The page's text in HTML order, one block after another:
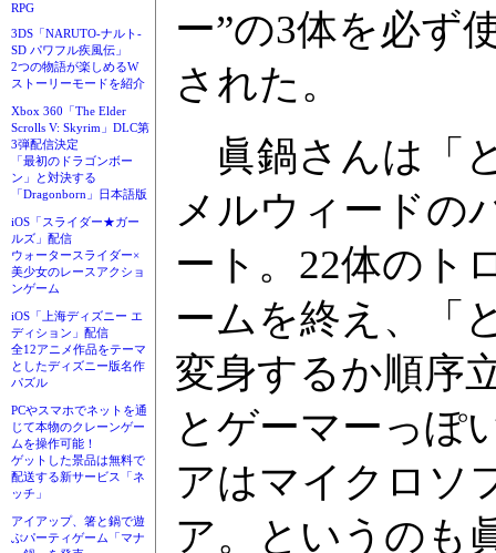
RPG
3DS「NARUTO-ナルト-
SD パワフル疾風伝」
2つの物語が楽しめるW
ストーリーモードを紹介
Xbox 360「The Elder
Scrolls V: Skyrim」DLC第
3弾配信決定
「最初のドラゴンボー
ン」と対決する
「Dragonborn」日本語版
iOS「スライダー★ガー
ルズ」配信
ウォータースライダー×
美少女のレースアクショ
ンゲーム
iOS「上海ディズニー エ
ディション」配信
全12アニメ作品をテーマ
としたディズニー版名作
パズル
PCやスマホでネットを通
じて本物のクレーンゲー
ムを操作可能！
ゲットした景品は無料で
配送する新サービス「ネ
ッチ」
アイアップ、箸と鍋で遊
ぶパーティゲーム「マナ
ー”の3体を必ず
された。
眞鍋さんは「
メルウィードの
ート。22体のト
ームを終え、「
変身するか順序
とゲーマーっぽ
アはマイクロソ
ア。というのも